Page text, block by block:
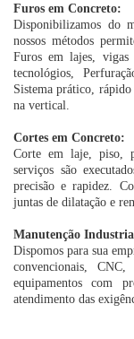
Furos em Concreto:
Disponibilizamos do
nossos métodos
Furos em lajes, vigas
tecnológios,
Sistema prático,
na vertical.
Cortes em Concreto:
Corte em laje, piso,
serviços são
precisão e rapidez.
juntas de dilatação e
Manutenção
Dispomos para sua
convencionais,
equipamentos com
atendimento das